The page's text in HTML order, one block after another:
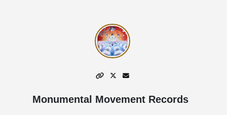
Monumental Movement Records